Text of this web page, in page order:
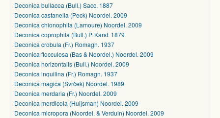
Deconica bullacea (Bull.) Sacc. 1887
Deconica castanella (Peck) Noordel. 2009
Deconica chionophila (Lamoure) Noordel. 2009
Deconica coprophila (Bull.) P. Karst. 1879
Deconica crobula (Fr.) Romagn. 1937
Deconica flocculosa (Bas & Noordel.) Noordel. 2009
Deconica horizontalis (Bull.) Noordel. 2009
Deconica inquilina (Fr.) Romagn. 1937
Deconica magica (Svrček) Noordel. 1989
Deconica merdaria (Fr.) Noordel. 2009
Deconica merdicola (Huijsman) Noordel. 2009
Deconica micropora (Noordel. & Verduin) Noordel. 2009